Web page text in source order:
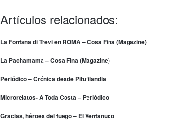
Artículos relacionados:
La Fontana di Trevi en ROMA – Cosa Fina (Magazine)
La Pachamama – Cosa Fina (Magazine)
Periódico – Crónica desde Pitufilandia
Microrelatos- A Toda Costa – Periódico
Gracias, héroes del fuego – El Ventanuco